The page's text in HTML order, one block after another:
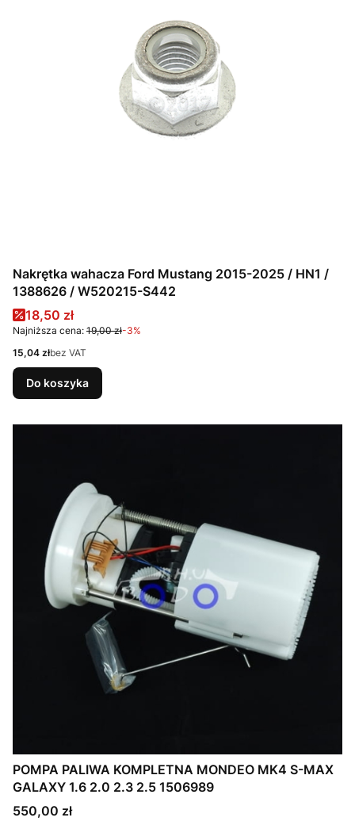
Nakrętka wahacza Ford Mustang 2015-2025 / HN1 /
1388626 / W520215-S442
Cena promocyjna
18,50 zł
Najniższa cena: 19,00 zł-3%
Cena
15,04 złbez VAT
Do koszyka
POMPA PALIWA KOMPLETNA MONDEO MK4 S-MAX
GALAXY 1.6 2.0 2.3 2.5 1506989
Cena
550,00 zł